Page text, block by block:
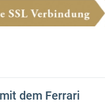
dem Ferrari